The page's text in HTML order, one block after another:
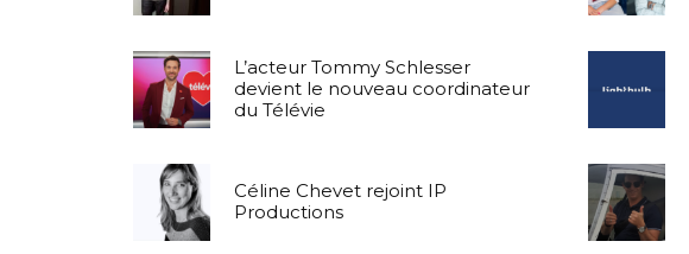
L’acteur Tommy Schlesser
devient le nouveau coordinateur
du Télévie
Céline Chevet rejoint IP
Productions